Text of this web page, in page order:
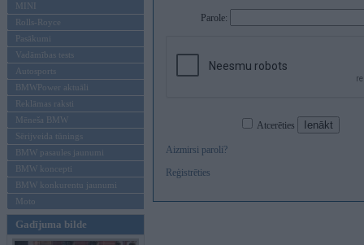
MINI
Rolls-Royce
Pasākumi
Vadāmības tests
Autosports
BMWPower aktuāli
Reklāmas raksti
Mēneša BMW
Sērijveida tūnings
BMW pasaules jaunumi
BMW koncepti
BMW konkurentu jaunumi
Moto
Gadījuma bilde
Parole:
Atcerēties
Aizmirsi paroli?
Reģistrēties